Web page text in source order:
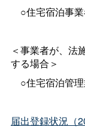
○住宅宿泊事
＜事業者が、法
する場合＞
○住宅宿泊管
届出登録状況（